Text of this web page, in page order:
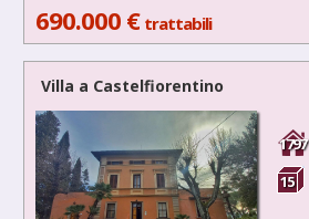
690.000 € trattabili
Villa a Castelfiorentino
1797
15